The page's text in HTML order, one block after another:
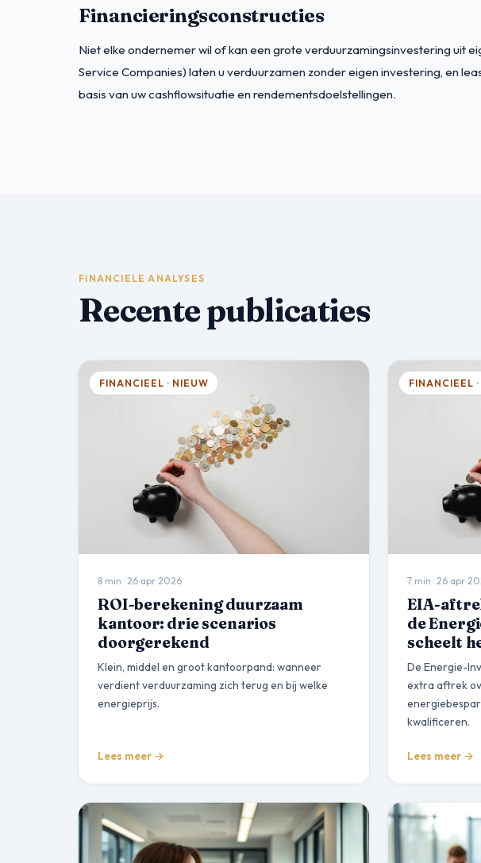
Financieringsconstructies
Niet elke ondernemer wil of kan een grote verduurzamingsinvestering uit
Service Companies) laten u verduurzamen zonder eigen investering, en
basis van uw cashflowsituatie en rendementsdoelstellingen.
FINANCIELE ANALYSES
Recente publicaties
FINANCIEEL · NIEUW
8 min · 26 apr 2026
ROI-berekening duurzaam
kantoor: drie scenarios
doorgerekend
Klein, middel en groot kantoorpand: wanneer
verdient verduurzaming zich terug en bij welke
energieprijs.
Lees meer →
FINANCIEEL
7 min · 26 apr
EIA-
de
scheelt
De Energie-
extra aftrek
kwalificeren.
Lees meer →